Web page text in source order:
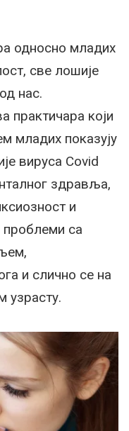
односно младих
све лошије
нас.
практичара који
младих показују
вируса Covid
здравља,
и
проблеми са
и слично се на
узрасту.